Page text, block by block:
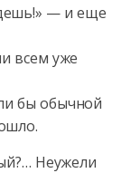
— и еще
всем уже
бы обычной
Неужели